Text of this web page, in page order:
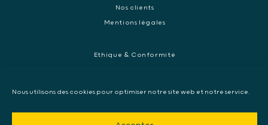
Nous utilisons des cookies pour optimiser notre site web et notre service.
Nos clients
Mentions légales
Ethique & Conformité